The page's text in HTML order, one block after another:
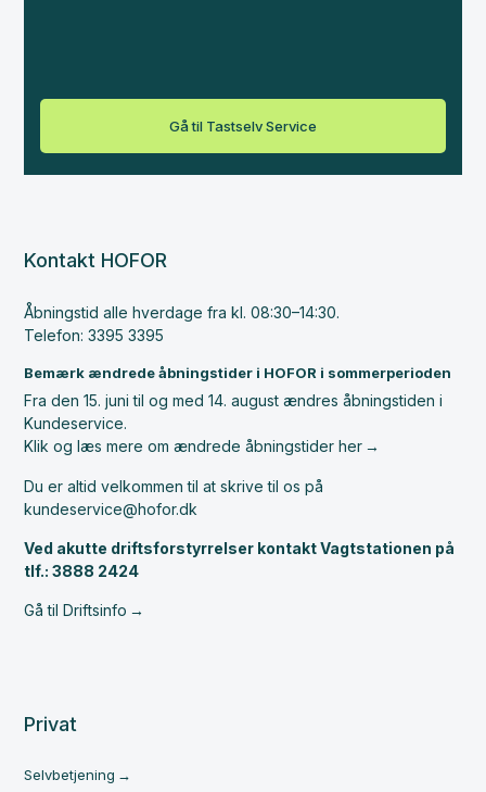
Gå til Tastselv Service
Kontakt HOFOR
Åbningstid alle hverdage fra kl. 08:30–14:30.
Telefon: 3395 3395
Bemærk ændrede åbningstider i HOFOR i sommerperioden
Fra den 15. juni til og med 14. august ændres åbningstiden i
Kundeservice.
Klik og læs mere om ændrede åbningstider her
Du er altid velkommen til at skrive til os på
kundeservice@hofor.dk
Ved akutte driftsforstyrrelser kontakt Vagtstationen på
tlf.: 3888 2424
Gå til Driftsinfo
Privat
Selvbetjening